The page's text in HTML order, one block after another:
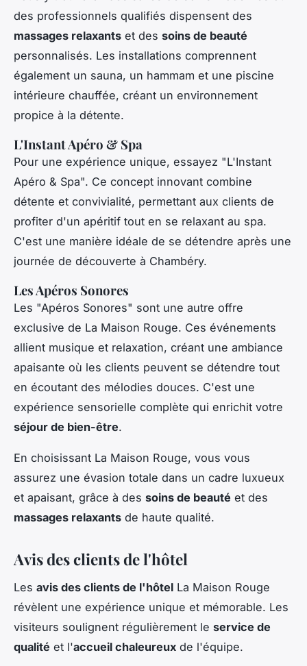
des professionnels qualifiés dispensent des
massages relaxants et des soins de beauté
personnalisés. Les installations comprennent
également un sauna, un hammam et une piscine
intérieure chauffée, créant un environnement
propice à la détente.
L'Instant Apéro & Spa
Pour une expérience unique, essayez "L'Instant
Apéro & Spa". Ce concept innovant combine
détente et convivialité, permettant aux clients de
profiter d'un apéritif tout en se relaxant au spa.
C'est une manière idéale de se détendre après une
journée de découverte à Chambéry.
Les Apéros Sonores
Les "Apéros Sonores" sont une autre offre
exclusive de La Maison Rouge. Ces événements
allient musique et relaxation, créant une ambiance
apaisante où les clients peuvent se détendre tout
en écoutant des mélodies douces. C'est une
expérience sensorielle complète qui enrichit votre
séjour de bien-être.
En choisissant La Maison Rouge, vous vous
assurez une évasion totale dans un cadre luxueux
et apaisant, grâce à des soins de beauté et des
massages relaxants de haute qualité.
Avis des clients de l'hôtel
Les avis des clients de l'hôtel La Maison Rouge
révèlent une expérience unique et mémorable. Les
visiteurs soulignent régulièrement le service de
qualité et l'accueil chaleureux de l'équipe.